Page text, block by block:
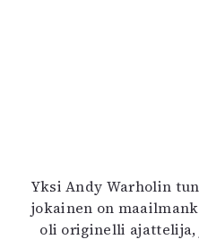
Yksi Andy Warholin
jokainen on
oli originelli ajattelija,